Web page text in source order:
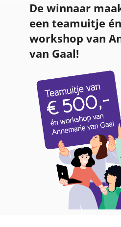
De winnaar
een teamuitje
workshop van
van Gaal!